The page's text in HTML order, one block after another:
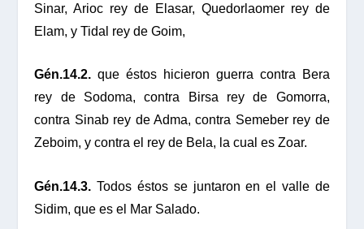
Sinar, Arioc rey de Elasar, Quedorlaomer rey de
Elam, y Tidal rey de Goim,
Gén.14.2. que éstos hicieron guerra contra Bera
rey de Sodoma, contra Birsa rey de Gomorra,
contra Sinab rey de Adma, contra Semeber rey de
Zeboim, y contra el rey de Bela, la cual es Zoar.
Gén.14.3. Todos éstos se juntaron en el valle de
Sidim, que es el Mar Salado.